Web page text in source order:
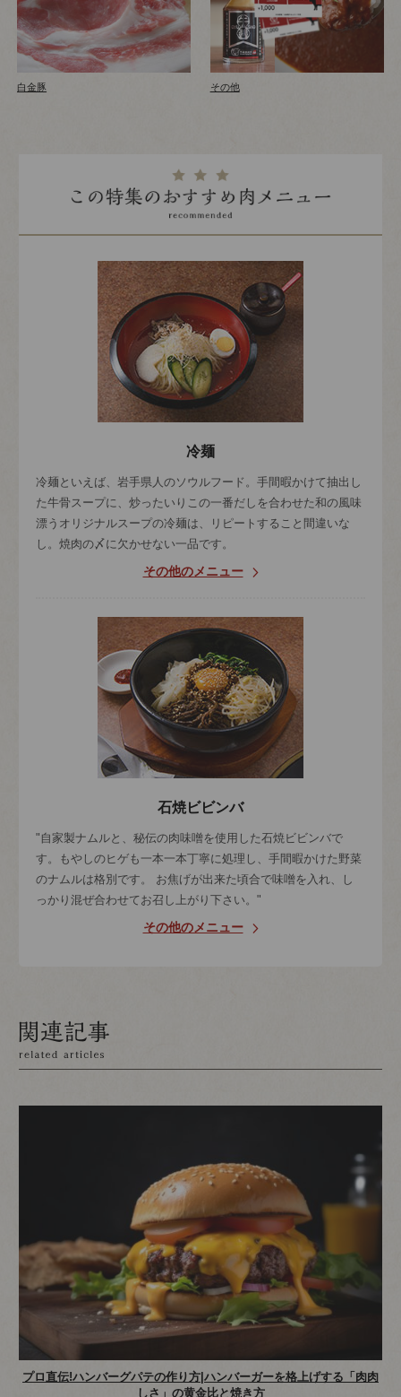
白金豚 その他
冷麺
冷麺といえば、岩手県人のソウルフード。手間暇かけて抽出し
た牛骨スープに、炒ったいりこの一番だしを合わせた和の風味
漂うオリジナルスープの冷麺は、リピートすること間違いな
し。焼肉の〆に欠かせない一品です。
その他のメニュー
石焼ビビンバ
"自家製ナムルと、秘伝の肉味噌を使用した石焼ビビンバで
す。もやしのヒゲも一本一本丁寧に処理し、手間暇かけた野菜
のナムルは格別です。 お焦げが出来た頃合で味噌を入れ、し
っかり混ぜ合わせてお召し上がり下さい。"
その他のメニュー
プロ直伝!ハンバーグパテの作り方|ハンバーガーを格上げする「肉肉
しさ」の黄金比と焼き方